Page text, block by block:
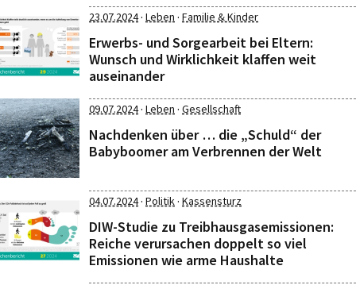
23.07.2024· Leben · Familie & Kinder
Erwerbs- und Sorgearbeit bei Eltern:
Wunsch und Wirklichkeit klaffen weit
auseinander
09.07.2024· Leben · Gesellschaft
Nachdenken über … die „Schuld“ der
Babyboomer am Verbrennen der Welt
04.07.2024· Politik· Kassensturz
DIW-Studie zu Treibhausgasemissionen:
Reiche verursachen doppelt so viel
Emissionen wie arme Haushalte